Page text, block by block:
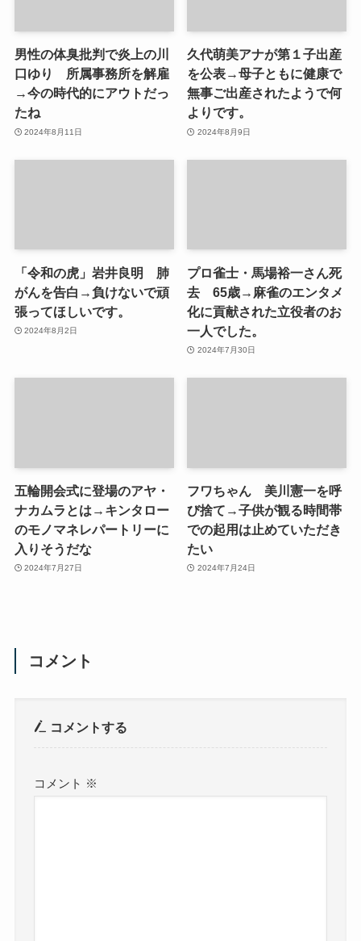
男性の体臭批判で炎上の川
口ゆり 所属事務所を解雇
→今の時代的にアウトだっ
たね
2024年8月11日
久代萌美アナが第１子出産
を公表→母子ともに健康で
無事ご出産されたようで何
よりです。
2024年8月9日
「令和の虎」岩井良明 肺
がんを告白→負けないで頑
張ってほしいです。
2024年8月2日
プロ雀士・馬場裕一さん死
去 65歳→麻雀のエンタメ
化に貢献された立役者のお
一人でした。
2024年7月30日
五輪開会式に登場のアヤ・
ナカムラとは→キンタロー
のモノマネレパートリーに
入りそうだな
2024年7月27日
フワちゃん 美川憲一を呼
び捨て→子供が観る時間帯
での起用は止めていただき
たい
2024年7月24日
コメント
コメントする
コメント ※